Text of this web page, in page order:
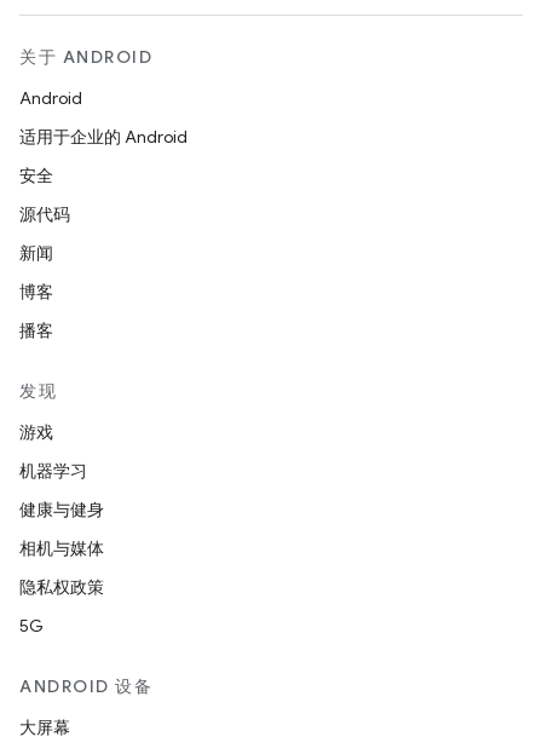
关于 ANDROID
Android
适用于企业的 Android
安全
源代码
新闻
博客
播客
发现
游戏
机器学习
健康与健身
相机与媒体
隐私权政策
5G
ANDROID 设备
大屏幕